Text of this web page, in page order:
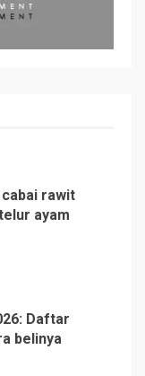
cabai rawit
ayam
Daftar
belinya